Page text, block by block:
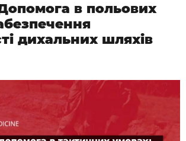
в польових
дихальних шляхів